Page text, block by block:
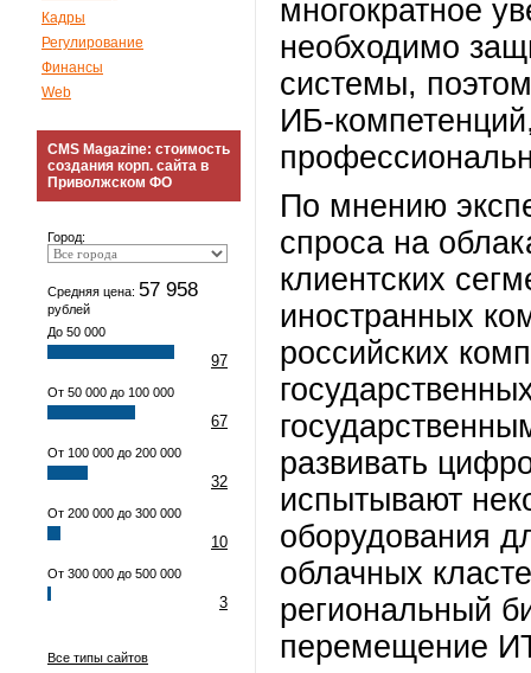
Кадры
Регулирование
Финансы
Web
CMS Magazine: стоимость
создания корп. сайта в
Приволжском ФО
Город:
Средняя цена: 57 958
рублей
До 50 000
97
От 50 000 до 100 000
67
От 100 000 до 200 000
32
От 200 000 до 300 000
10
От 300 000 до 500 000
3
Все типы сайтов
многократное
необходимо
системы,
ИБ-
По мнению
спроса на
клиентских
иностранных
российских
развивать
испытывают
оборудования
облачных
региональный
перемещение